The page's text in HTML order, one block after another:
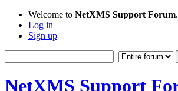
Welcome to NetXMS Support Forum.
Log in
Sign up
NetXMS Support